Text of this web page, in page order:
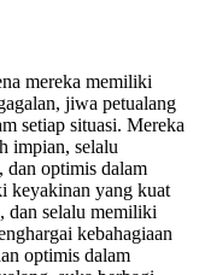
mereka memiliki
jiwa petualang
setiap situasi. Mereka
impian, selalu
dan optimis dalam
keyakinan yang kuat
dan selalu memiliki
kebahagiaan
optimis dalam